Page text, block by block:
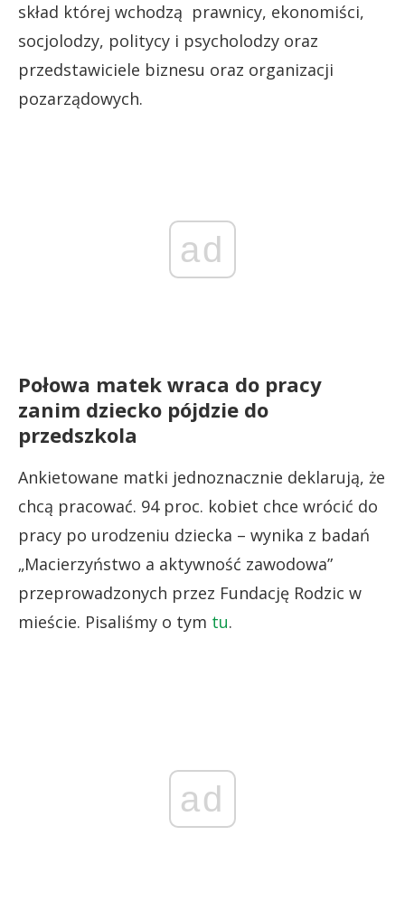
skład której wchodzą prawnicy, ekonomiści,
socjolodzy, politycy i psycholodzy oraz
przedstawiciele biznesu oraz organizacji
pozarządowych.
ad
Połowa matek wraca do pracy
zanim dziecko pójdzie do
przedszkola
Ankietowane matki jednoznacznie deklarują, że
chcą pracować. 94 proc. kobiet chce wrócić do
pracy po urodzeniu dziecka – wynika z badań
„Macierzyństwo a aktywność zawodowa”
przeprowadzonych przez Fundację Rodzic w
mieście. Pisaliśmy o tym tu.
ad